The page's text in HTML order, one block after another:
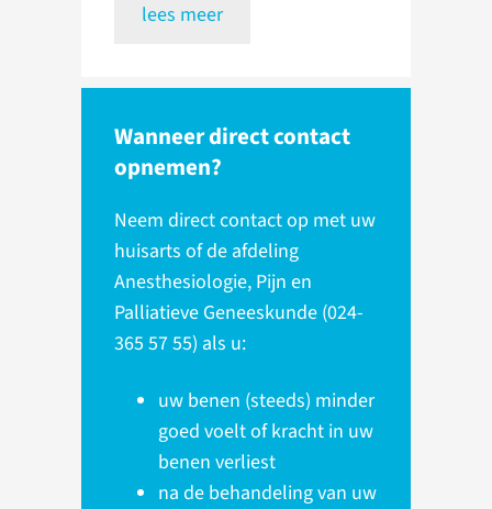
lees meer
Wanneer direct contact
opnemen?
Neem direct contact op met uw
huisarts of de afdeling
Anesthesiologie, Pijn en
Palliatieve Geneeskunde (024-
365 57 55) als u:
uw benen (steeds) minder
goed voelt of kracht in uw
benen verliest
na de behandeling van uw